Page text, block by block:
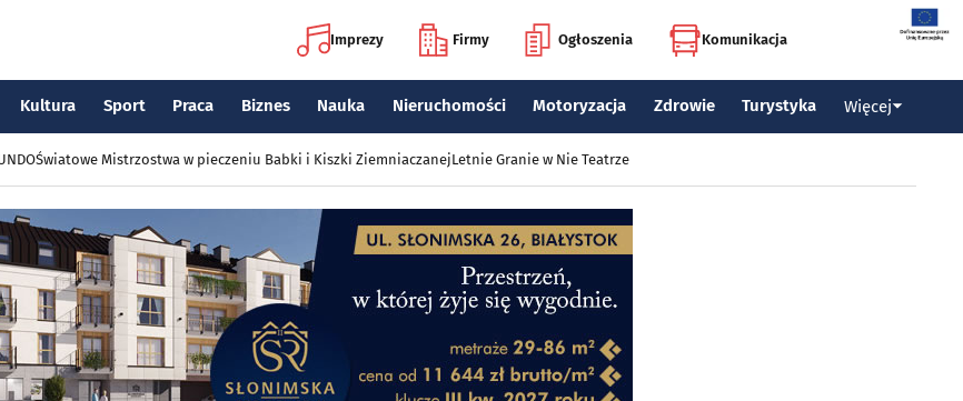
Imprezy Firmy Ogłoszenia Komunikacja
Kultura Sport Praca Biznes Nauka Nieruchomości Motoryzacja Zdrowie Turystyka Więcej
Światowe Mistrzostwa w pieczeniu Babki i Kiszki ZiemniaczanejLetnie Granie w Nie Teatrze